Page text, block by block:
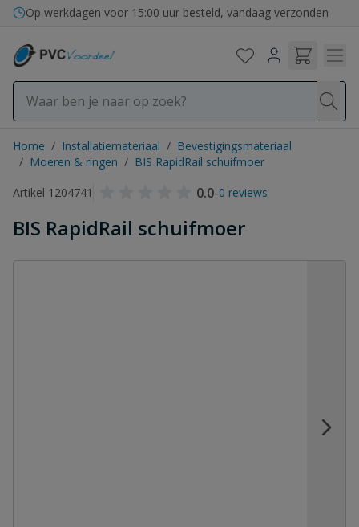
Ga naar de inhoud
Op werkdagen voor 15:00 uur besteld, vandaag verzonden
Home / Installatiemateriaal / Bevestigingsmateriaal
/ Moeren & ringen / BIS RapidRail schuifmoer
Artikel 1204741
0.0-0 reviews
BIS RapidRail schuifmoer